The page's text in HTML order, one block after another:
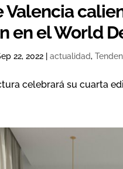
Valencia
en el World
22, 2022 |actualidad,
celebrará su cuarta